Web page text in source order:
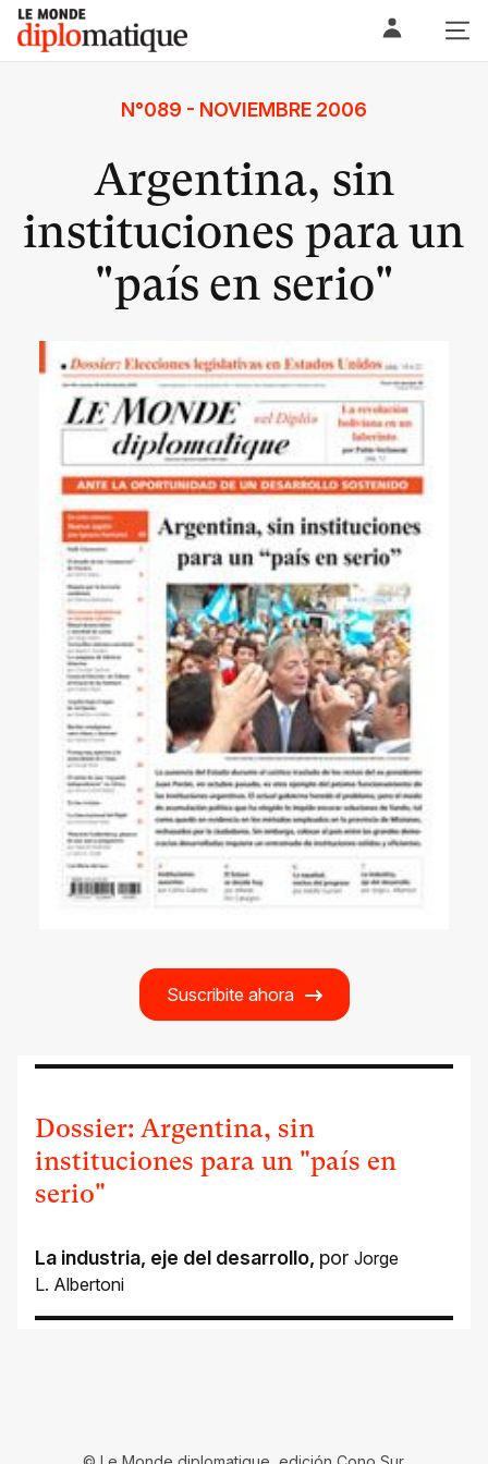
Skip
content
Le monde diplomatique
N°089 - NOVIEMBRE 2006
Argentina, sin
instituciones para un
"país en serio"
Suscribite ahora
Dossier: Argentina, sin
instituciones para un "país en
serio"
La industria, eje del desarrollo, por Jorge
L. Albertoni